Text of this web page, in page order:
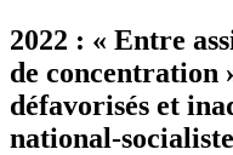
2022 : « Entre
de concentration
défavorisés et
national-